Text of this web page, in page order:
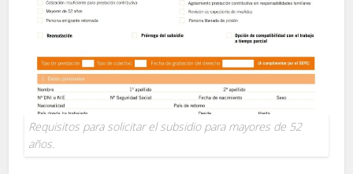
Requisitos para solicitar el subsidio para mayores de 52
años.